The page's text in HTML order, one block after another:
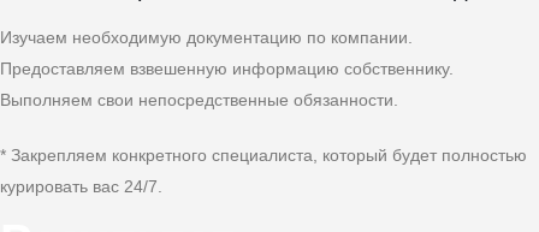
Изучаем необходимую документацию по компании.
Предоставляем взвешенную информацию собственнику.
Выполняем свои непосредственные обязанности.
* Закрепляем конкретного специалиста, который будет полностью
курировать вас 24/7.